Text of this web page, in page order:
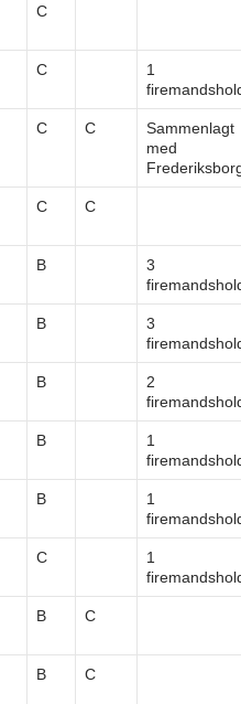
C
C
1
C C
Sammenlagt
med
C C
B
3
B
3
B
2
B
1
B
1
C
1
B C
B C